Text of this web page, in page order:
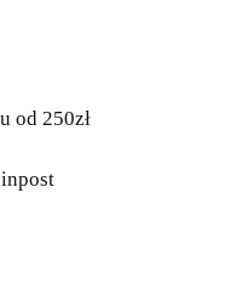
od 250zł